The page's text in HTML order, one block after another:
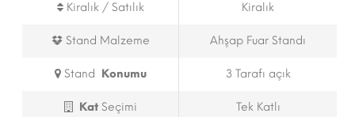
Kiralık / Satılık Kiralık
Stand Malzeme Ahşap Fuar Standı
Stand Konumu 3 Tarafı açık
KatSeçimi Tek Katlı